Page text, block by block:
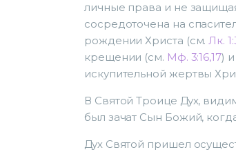
личные права и не
сосредоточена на
рождении Христа (см.Лк.
крещении (см. Мф. 3:16,17)
искупительной жертвы
В Святой Троице Дух,
был зачат Сын Божий,
Дух Святой пришел